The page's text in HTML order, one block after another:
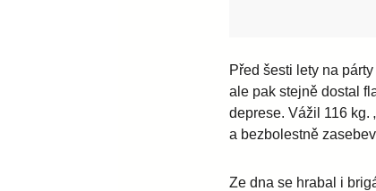
Před šesti lety na
ale pak stejně dostal
deprese. Vážil 116 kg.
a bezbolestně
Ze dna se hrabal i